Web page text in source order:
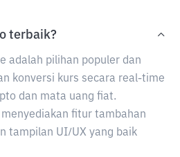
terbaik?
adalah pilihan populer dan
konversi kurs secara real-time
dan mata uang fiat.
fitur tambahan
tampilan UI/UX yang baik